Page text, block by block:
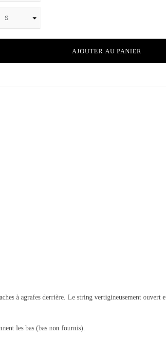
AJOUTER AU PANIER
à agrafes derrière. Le string vertigineusement ouvert
les bas (bas non fournis).